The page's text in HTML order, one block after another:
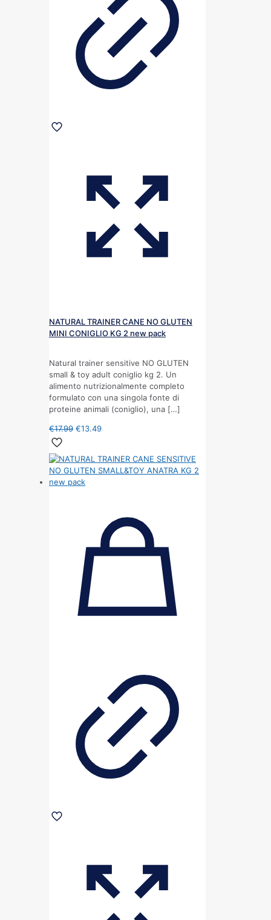
NATURAL TRAINER CANE NO GLUTEN
MINI CONIGLIO KG 2 new pack
Natural trainer sensitive NO GLUTEN
small & toy adult coniglio kg 2. Un
alimento nutrizionalmente completo
formulato con una singola fonte di
proteine animali (coniglio), una […]
€17.99 €13.49